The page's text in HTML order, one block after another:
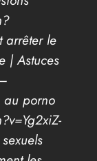
arrêter le
| Astuces
au porno